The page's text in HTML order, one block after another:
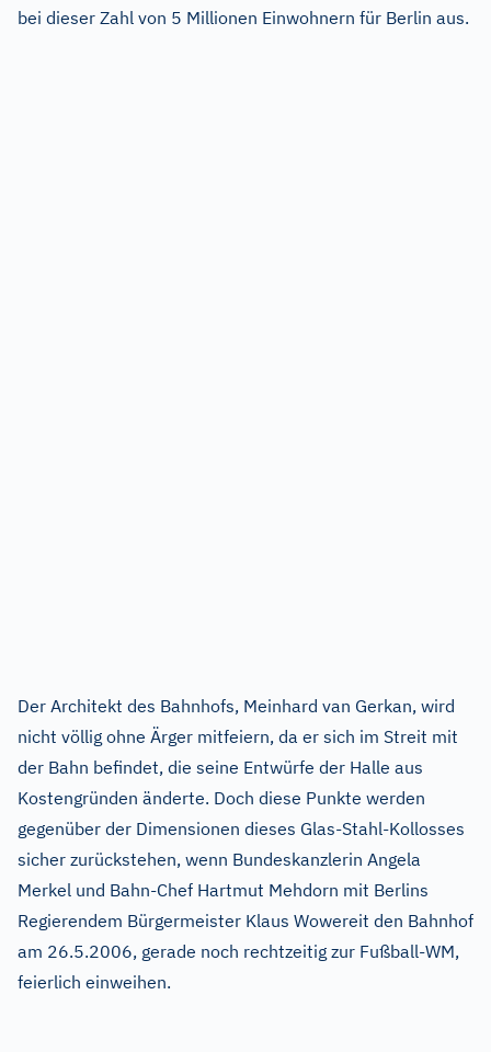
bei dieser Zahl von 5 Millionen Einwohnern für Berlin aus.
Der Architekt des Bahnhofs, Meinhard van Gerkan, wird
nicht völlig ohne Ärger mitfeiern, da er sich im Streit mit
der Bahn befindet, die seine Entwürfe der Halle aus
Kostengründen änderte. Doch diese Punkte werden
gegenüber der Dimensionen dieses Glas-Stahl-Kollosses
sicher zurückstehen, wenn Bundeskanzlerin Angela
Merkel und Bahn-Chef Hartmut Mehdorn mit Berlins
Regierendem Bürgermeister Klaus Wowereit den Bahnhof
am 26.5.2006, gerade noch rechtzeitig zur Fußball-WM,
feierlich einweihen.